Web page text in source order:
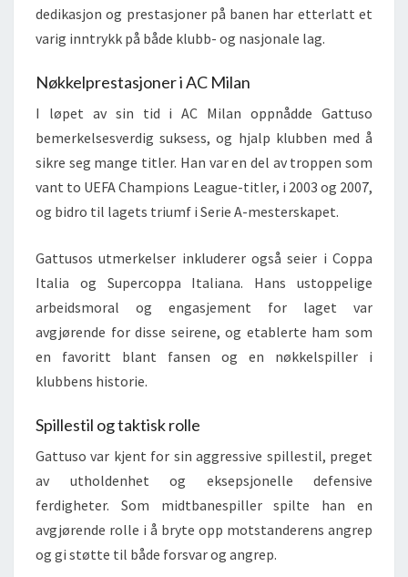
dedikasjon og prestasjoner på banen har etterlatt et
varig inntrykk på både klubb- og nasjonale lag.
Nøkkelprestasjoner i AC Milan
I løpet av sin tid i AC Milan oppnådde Gattuso
bemerkelsesverdig suksess, og hjalp klubben med å
sikre seg mange titler. Han var en del av troppen som
vant to UEFA Champions League-titler, i 2003 og 2007,
og bidro til lagets triumf i Serie A-mesterskapet.
Gattusos utmerkelser inkluderer også seier i Coppa
Italia og Supercoppa Italiana. Hans ustoppelige
arbeidsmoral og engasjement for laget var
avgjørende for disse seirene, og etablerte ham som
en favoritt blant fansen og en nøkkelspiller i
klubbens historie.
Spillestil og taktisk rolle
Gattuso var kjent for sin aggressive spillestil, preget
av utholdenhet og eksepsjonelle defensive
ferdigheter. Som midtbanespiller spilte han en
avgjørende rolle i å bryte opp motstanderens angrep
og gi støtte til både forsvar og angrep.